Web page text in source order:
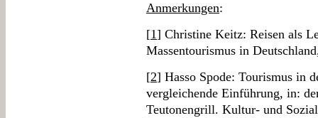
Anmerkungen:
[1] Christine Keitz: Reisen als
Massentourismus in
[2] Hasso Spode: Tourismus in
vergleichende Einführung, in:
Teutonengrill. Kultur- und